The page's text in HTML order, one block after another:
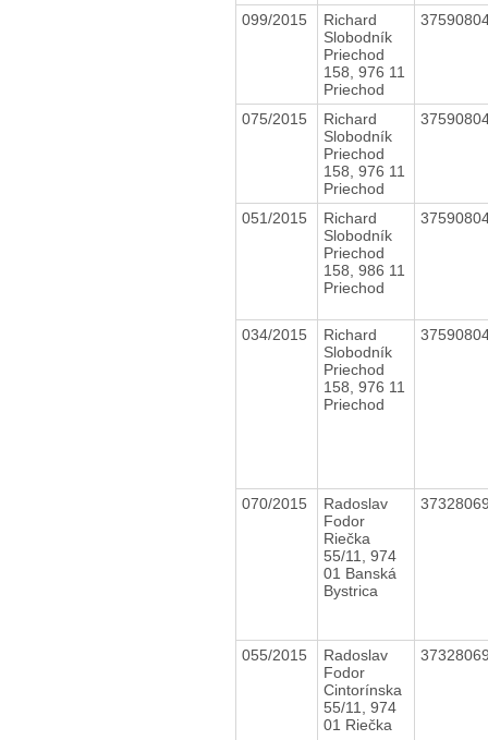
099/2015
Richard
Slobodník
Priechod
158, 976 11
Priechod
075/2015
Richard
Slobodník
Priechod
158, 976 11
Priechod
051/2015
Richard
Slobodník
Priechod
158, 986 11
Priechod
034/2015
Richard
Slobodník
Priechod
158, 976 11
Priechod
070/2015
Radoslav
Fodor
Riečka
55/11, 974
01 Banská
Bystrica
055/2015
Radoslav
Fodor
Cintorínska
55/11, 974
01 Riečka